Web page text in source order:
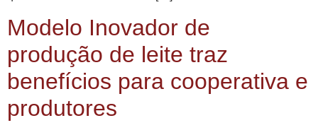
Modelo Inovador de
produção de leite traz
benefícios para cooperativa e
produtores